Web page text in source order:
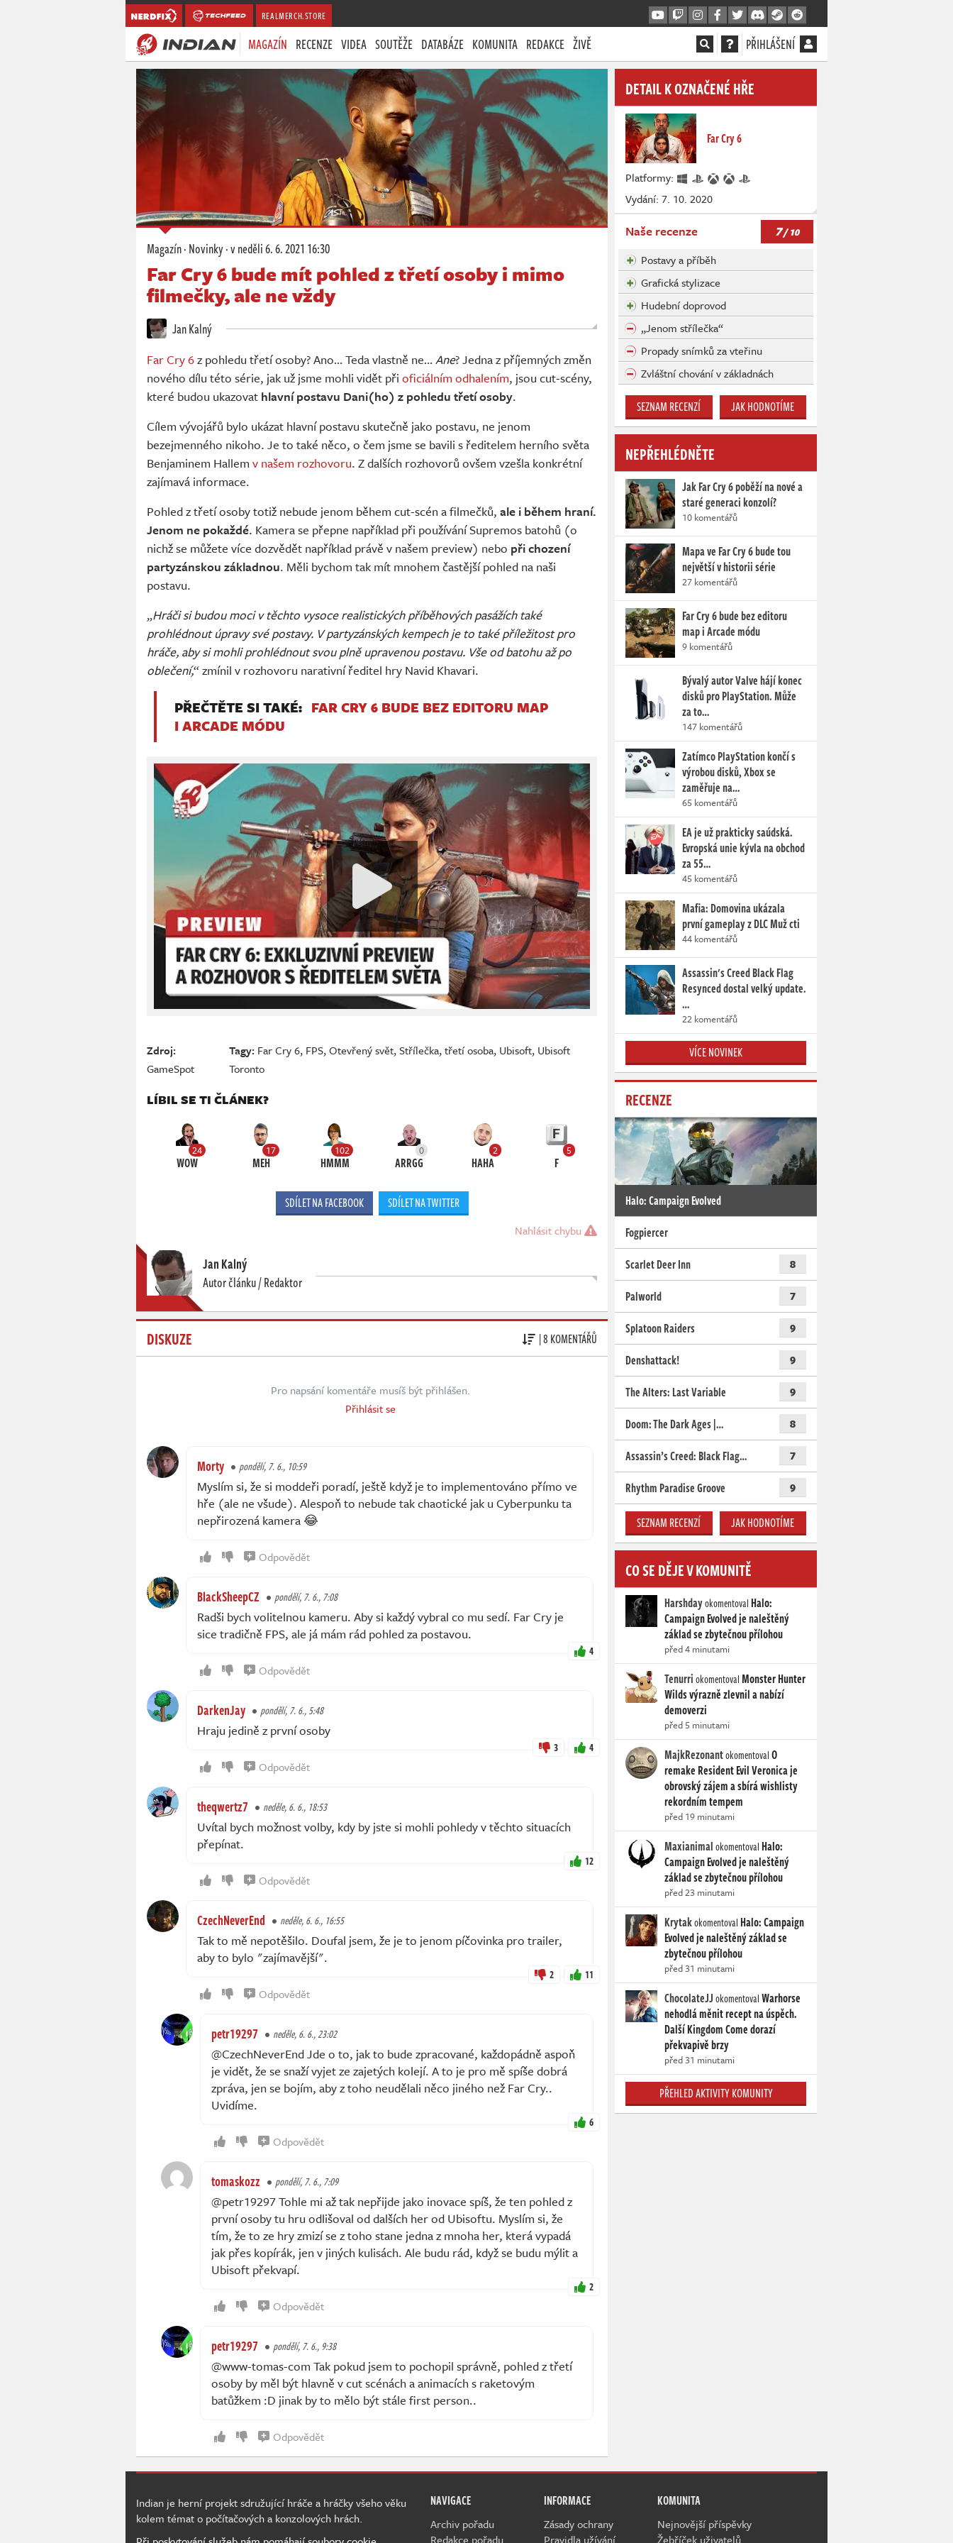
REALMERCH.STORE
MAGAZÍN RECENZE VIDEA SOUTĚŽE DATABÁZE KOMUNITA REDAKCE ŽIVĚ PŘIHLÁŠENÍ
Magazín·Novinky·v neděli6. 6. 2021 16:30
Far Cry 6 bude mít pohled z třetí osoby i mimo
filmečky, ale ne vždy
Jan Kalný
Far Cry 6z pohledu třetí osoby? Ano… Teda vlastně ne…Ane? Jedna z příjemných změn
nového dílu této série, jak už jsme mohli vidět při oficiálním odhalením, jsou cut-scény,
které budou ukazovat hlavní postavu Dani(ho) z pohledu třetí osoby.
Cílem vývojářů bylo ukázat hlavní postavu skutečně jako postavu, ne jenom
bezejmenného nikoho. Je to také něco, o čem jsme se bavili s ředitelem herního světa
Benjaminem Hallem v našem rozhovoru. Z dalších rozhovorů ovšem vzešla konkrétní
zajímavá informace.
Pohled z třetí osoby totiž nebude jenom během cut-scén a filmečků, ale i během hraní.
Jenom ne pokaždé. Kamera se přepne například při používání Supremos batohů (o
nichž se můžete více dozvědět například právě v našem preview) nebo při chození
partyzánskou základnou. Měli bychom tak mít mnohem častější pohled na naši
postavu.
„Hráči si budou moci v těchto vysoce realistických příběhových pasážích také
prohlédnout úpravy své postavy. V partyzánských kempech je to také příležitost pro
hráče, aby si mohli prohlédnout svou plně upravenou postavu. Vše od batohu až po
oblečení,“ zmínil v rozhovoru narativní ředitel hry Navid Khavari.
PŘEČTĚTE SI TAKÉ: FAR CRY 6 BUDE BEZ EDITORU MAP
I ARCADE MÓDU
Zdroj:
GameSpot
Tagy: Far Cry 6, FPS,Otevřený svět,Střílečka,třetí osoba, Ubisoft, Ubisoft
Toronto
LÍBIL SE TI ČLÁNEK?
24
WOW
17
MEH
102
HMMM
0
ARRGG
2
HAHA
5
F
SDÍLET NA FACEBOOK SDÍLET NA TWITTER
Nahlásit chybu
Jan Kalný
Autor článku / Redaktor
DISKUZE | 8 KOMENTÁŘŮ
Pro napsání komentáře musíš být přihlášen.
Přihlásit se
Morty pondělí, 7. 6., 10:59
Myslím si, že si moddeři poradí, ještě když je to implementováno přímo ve
hře (ale ne všude). Alespoň to nebude tak chaotické jak u Cyberpunku ta
nepřirozená kamera 😂
Odpovědět
BlackSheepCZ pondělí, 7. 6., 7:08
Radši bych volitelnou kameru. Aby si každý vybral co mu sedí. Far Cry je
sice tradičně FPS, ale já mám rád pohled za postavou.
4
Odpovědět
DarkenJay pondělí, 7. 6., 5:48
Hraju jedině z první osoby
3 4
Odpovědět
theqwertz7 neděle, 6. 6., 18:53
Uvítal bych možnost volby, kdy by jste si mohli pohledy v těchto situacích
přepínat.
12
Odpovědět
CzechNeverEnd neděle, 6. 6., 16:55
Tak to mě nepotěšilo. Doufal jsem, že je to jenom píčovinka pro trailer,
aby to bylo "zajímavější".
2 11
Odpovědět
petr19297 neděle, 6. 6., 23:02
@CzechNeverEnd Jde o to, jak to bude zpracované, každopádně aspoň
je vidět, že se snaží vyjet ze zajetých kolejí. A to je pro mě spíše dobrá
zpráva, jen se bojím, aby z toho neudělali něco jiného než Far Cry..
Uvidíme.
6
Odpovědět
tomaskozz pondělí, 7. 6., 7:09
@petr19297 Tohle mi až tak nepřijde jako inovace spíš, že ten pohled z
první osoby tu hru odlišoval od dalších her od Ubisoftu. Myslím si, že
tím, že to ze hry zmizí se z toho stane jedna z mnoha her, která vypadá
jak přes kopírák, jen v jiných kulisách. Ale budu rád, když se budu mýlit a
Ubisoft překvapí.
2
Odpovědět
petr19297 pondělí, 7. 6., 9:38
@www-tomas-com Tak pokud jsem to pochopil správně, pohled z třetí
osoby by měl být hlavně v cut scénách a animacích s raketovým
batůžkem :D jinak by to mělo být stále first person..
Odpovědět
DETAIL K OZNAČENÉ HŘE
Far Cry 6
Platformy:
Vydání: 7. 10. 2020
Naše recenze 7/ 10
Postavy a příběh
Grafická stylizace
Hudební doprovod
„Jenom střílečka“
Propady snímků za vteřinu
Zvláštní chování v základnách
SEZNAM RECENZÍ JAK HODNOTÍME
NEPŘEHLÉDNĚTE
Jak Far Cry 6 poběží na nové a
staré generaci konzolí?
10 komentářů
Mapa ve Far Cry 6 bude tou
největší v historii série
27 komentářů
Far Cry 6 bude bez editoru
map i Arcade módu
9 komentářů
Bývalý autor Valve hájí konec
disků pro PlayStation. Může
za to…
147 komentářů
Zatímco PlayStation končí s
výrobou disků, Xbox se
zaměřuje na…
65 komentářů
EA je už prakticky saúdská.
Evropská unie kývla na obchod
za 55…
45 komentářů
Mafia: Domovina ukázala
první gameplay z DLC Muž cti
44 komentářů
Assassin's Creed Black Flag
Resynced dostal velký update.
…
22 komentářů
VÍCE NOVINEK
RECENZE
Halo: Campaign Evolved
Fogpiercer
Scarlet Deer Inn
8
Palworld 7
Splatoon Raiders 9
Denshattack! 9
The Alters: Last Variable 9
Doom: The Dark Ages |… 8
Assassin’s Creed: Black Flag… 7
Rhythm Paradise Groove 9
SEZNAM RECENZÍ JAK HODNOTÍME
CO SE DĚJE V KOMUNITĚ
Harshdayokomentoval Halo:
Campaign Evolved je naleštěný
základ se zbytečnou přílohou
před 4 minutami
TenurriokomentovalMonster Hunter
Wilds výrazně zlevnil a nabízí
demoverzi
před 5 minutami
MajkRezonantokomentovalO
remake Resident Evil Veronica je
obrovský zájem a sbírá wishlisty
rekordním tempem
před 19 minutami
Maxianimalokomentoval Halo:
Campaign Evolved je naleštěný
základ se zbytečnou přílohou
před 23 minutami
Krytakokomentoval Halo: Campaign
Evolved je naleštěný základ se
zbytečnou přílohou
před 31 minutami
ChocolateJJokomentovalWarhorse
nehodlá měnit recept na úspěch.
Další Kingdom Come dorazí
překvapivě brzy
před 31 minutami
PŘEHLED AKTIVITY KOMUNITY
NAVIGACE
Archiv pořadu
Redakce pořadu
INFORMACE
Zásady ochrany
Pravidla užívání
KOMUNITA
Nejnovější příspěvky
Žebříček uživatelů
Indian je herní projekt sdružující hráče a hráčky všeho věku
kolem témat o počítačových a konzolových hrách.